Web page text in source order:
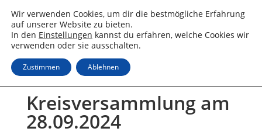
Kreisversammlung am
28.09.2024
Wir verwenden Cookies, um dir die bestmögliche Erfahrung
auf unserer Website zu bieten.
In den Einstellungen kannst du erfahren, welche Cookies wir
verwenden oder sie ausschalten.
Zustimmen Ablehnen